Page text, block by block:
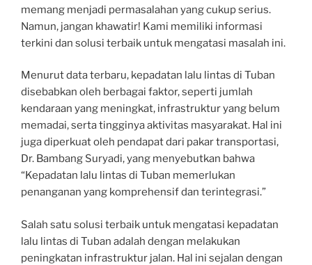
memang menjadi permasalahan yang cukup serius.
Namun, jangan khawatir! Kami memiliki informasi
terkini dan solusi terbaik untuk mengatasi masalah ini.
Menurut data terbaru, kepadatan lalu lintas di Tuban
disebabkan oleh berbagai faktor, seperti jumlah
kendaraan yang meningkat, infrastruktur yang belum
memadai, serta tingginya aktivitas masyarakat. Hal ini
juga diperkuat oleh pendapat dari pakar transportasi,
Dr. Bambang Suryadi, yang menyebutkan bahwa
“Kepadatan lalu lintas di Tuban memerlukan
penanganan yang komprehensif dan terintegrasi.”
Salah satu solusi terbaik untuk mengatasi kepadatan
lalu lintas di Tuban adalah dengan melakukan
peningkatan infrastruktur jalan. Hal ini sejalan dengan